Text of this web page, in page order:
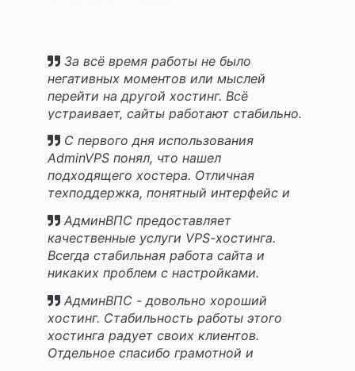
За всё время работы не было
негативных моментов или мыслей
перейти на другой хостинг. Всё
устраивает, сайты работают стабильно.
С первого дня использования
AdminVPS понял, что нашел
подходящего хостера. Отличная
техподдержка, понятный интерфейс и
АдминВПС предоставляет
качественные услуги VPS-хостинга.
Всегда стабильная работа сайта и
никаких проблем с настройками.
АдминВПС - довольно хороший
хостинг. Стабильность работы этого
хостинга радует своих клиентов.
Отдельное спасибо грамотной и